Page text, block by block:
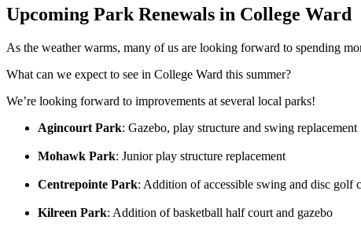
Upcoming Park Renewals in College Ward
As the weather warms, many of us are looking forward to spending
What can we expect to see in College Ward this summer?
We’re looking forward to improvements at several local parks!
Agincourt Park: Gazebo, play structure and swing replacement
Mohawk Park: Junior play structure replacement
Centrepointe Park: Addition of accessible swing and disc golf
Kilreen Park: Addition of basketball half court and gazebo